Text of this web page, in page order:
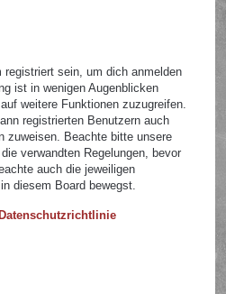
sein, um dich anmelden
ist in wenigen Augenblicken
weitere Funktionen zuzugreifen.
registrierten Benutzern auch
zuweisen. Beachte bitte unsere
verwandten Regelungen, bevor
auch die jeweiligen
diesem Board bewegst.